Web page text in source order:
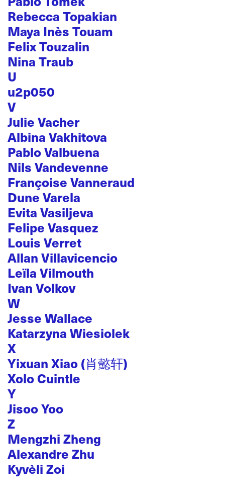
Rebecca Topakian
Maya Inès Touam
Felix Touzalin
Nina Traub
U
u2p050
V
Julie Vacher
Albina Vakhitova
Pablo Valbuena
Nils Vandevenne
Françoise Vanneraud
Dune Varela
Evita Vasiljeva
Felipe Vasquez
Louis Verret
Allan Villavicencio
Leïla Vilmouth
Ivan Volkov
W
Jesse Wallace
Katarzyna Wiesiolek
X
Yixuan Xiao (肖懿轩)
Xolo Cuintle
Y
Jisoo Yoo
Z
Mengzhi Zheng
Alexandre Zhu
Kyvèli Zoi